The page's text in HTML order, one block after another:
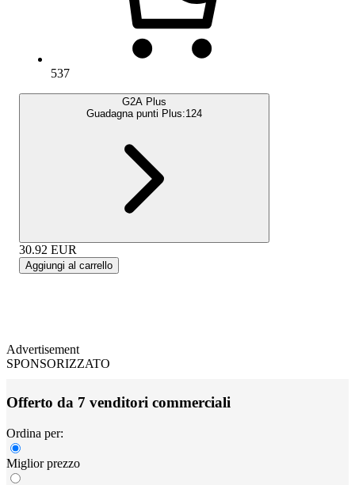
537
G2A Plus
Guadagna punti Plus:124
30.92 EUR
Aggiungi al carrello
Advertisement
SPONSORIZZATO
Offerto da 7 venditori commerciali
Ordina per:
Miglior prezzo